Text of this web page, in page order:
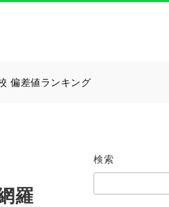
偏差値ランキング
羅
検索